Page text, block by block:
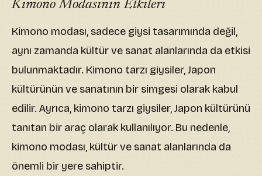
Kimono Modasının Etkileri
Kimono modası, sadece giysi tasarımında değil,
aynı zamanda kültür ve sanat alanlarında da etkisi
bulunmaktadır. Kimono tarzı giysiler, Japon
kültürünün ve sanatının bir simgesi olarak kabul
edilir. Ayrıca, kimono tarzı giysiler, Japon kültürünü
tanıtan bir araç olarak kullanılıyor. Bu nedenle,
kimono modası, kültür ve sanat alanlarında da
önemli bir yere sahiptir.